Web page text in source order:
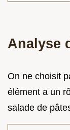
Analyse
On ne choisit
élément a un
salade de